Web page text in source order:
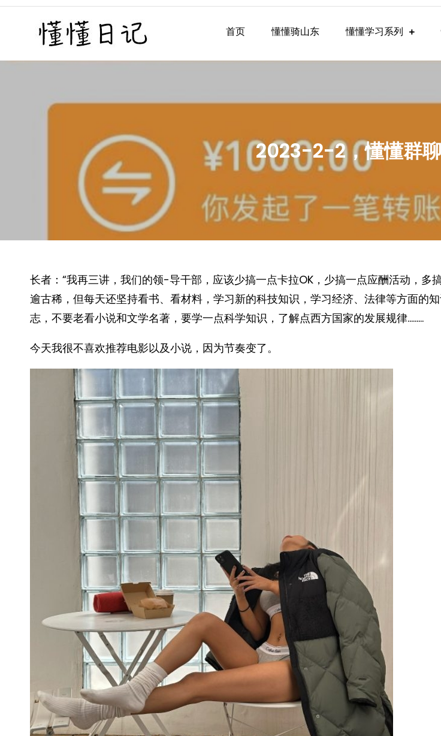
Skip
懂懂日记
懂懂日记网每天同步更新懂懂学习群内容
首页 懂懂骑山东 懂懂学习系列
2023-2-2，懂懂群聊
长者：“我再三讲，我们的领-导干部，应该少搞一点卡拉OK，少搞一点应酬活动，多
逾古稀，但每天还坚持看书、看材料，学习新的科技知识，学习经济、法律等方面的
志，不要老看小说和文学名著，要学一点科学知识，了解点西方国家的发展规律……… ​​​
今天我很不喜欢推荐电影以及小说，因为节奏变了。